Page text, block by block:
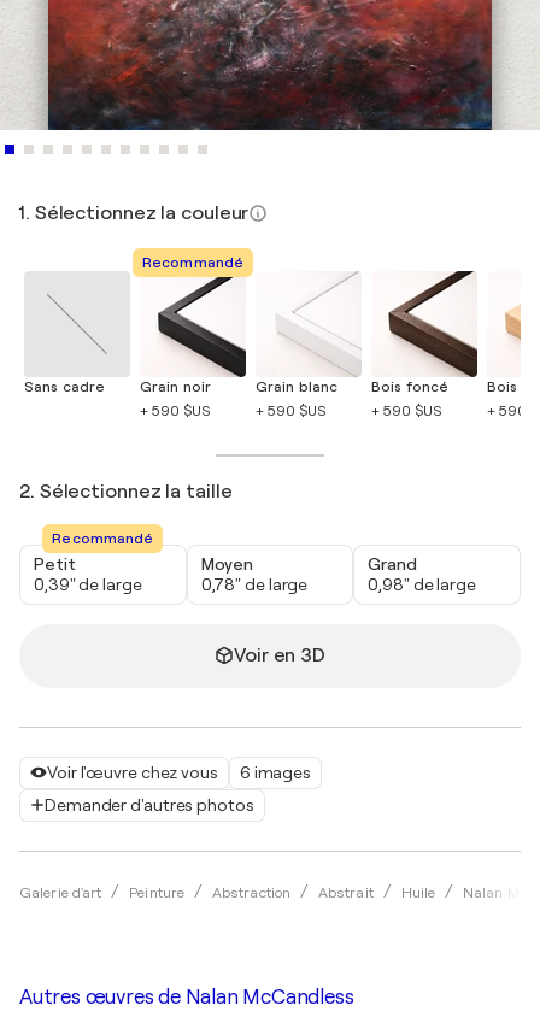
Voir l'œuvre chez vous
6 images
Demander d'autres photos
Galerie d'art Peinture Abstraction Abstrait Huile Nalan
1. Sélectionnez la couleur
Sans cadre
Recommandé
Grain noir
+ 590 $US
Grain blanc
+ 590 $US
Bois foncé
+ 590 $US
Bois
+ 590
2. Sélectionnez la taille
Recommandé
Petit
0,39" de large
Moyen
0,78" de large
Grand
0,98" de large
Voir en 3D
Autres œuvres de Nalan McCandless